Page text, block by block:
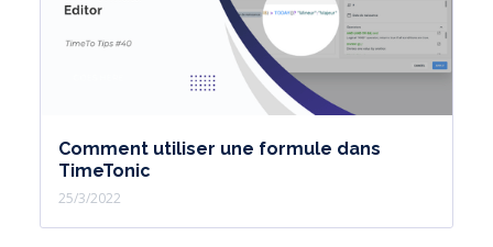
Comment utiliser une formule dans
TimeTonic
25/3/2022